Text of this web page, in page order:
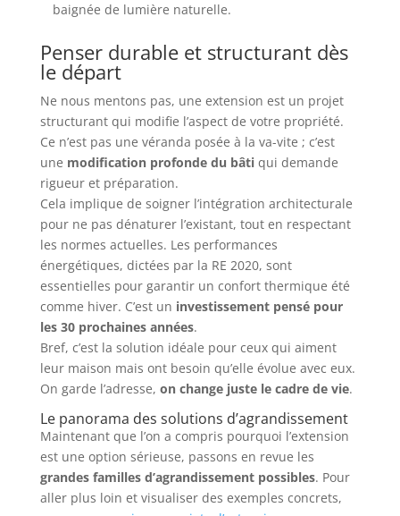
baignée de lumière naturelle.
Penser durable et structurant dès
le départ
Ne nous mentons pas, une extension est un projet
structurant qui modifie l’aspect de votre propriété.
Ce n’est pas une véranda posée à la va-vite ; c’est
une modification profonde du bâtiqui demande
rigueur et préparation.
Cela implique de soigner l’intégration architecturale
pour ne pas dénaturer l’existant, tout en respectant
les normes actuelles. Les performances
énergétiques, dictées par la RE 2020, sont
essentielles pour garantir un confort thermique été
comme hiver. C’est un investissement pensé pour
les 30 prochaines années.
Bref, c’est la solution idéale pour ceux qui aiment
leur maison mais ont besoin qu’elle évolue avec eux.
On garde l’adresse, on change juste le cadre de vie.
Le panorama des solutions d’agrandissement
Maintenant que l’on a compris pourquoi l’extension
est une option sérieuse, passons en revue les
grandes familles d’agrandissement possibles. Pour
aller plus loin et visualiser des exemples concrets,